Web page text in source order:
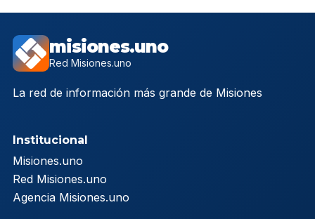
misiones.uno
Red Misiones.uno
La red de información más grande de Misiones
Institucional
Misiones.uno
Red Misiones.uno
Agencia Misiones.uno